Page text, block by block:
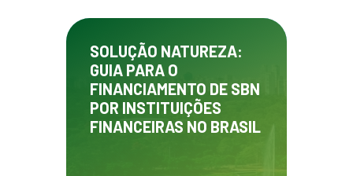
SOLUÇÃO NATUREZA:
GUIA PARA O
FINANCIAMENTO DE SBN
POR INSTITUIÇÕES
FINANCEIRAS NO BRASIL